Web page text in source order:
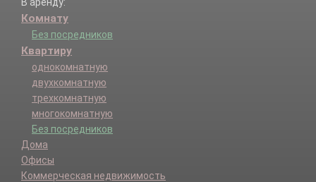
Комнату
Без посредников
Квартиру
однокомнатную
двухкомнатную
трехкомнатную
многокомнатную
Без посредников
Дома
Офисы
Коммерческая недвижимость